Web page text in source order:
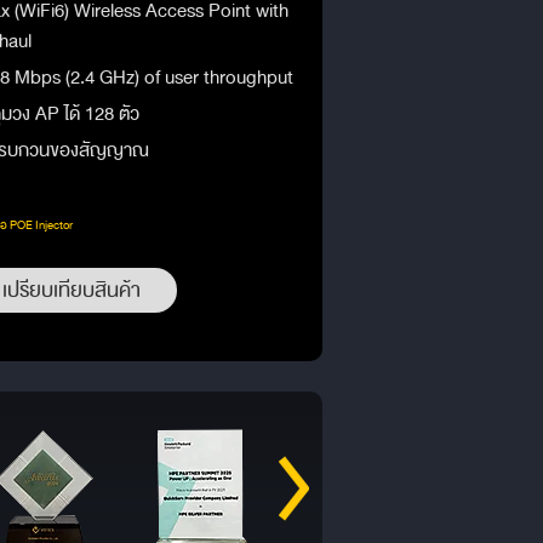
Wireless Access Point with
Mbps (2.4 GHz) of user throughput
วง AP ได้ 128 ตัว
รบกวนของสัญญาณ
POE Injector
เปรียบเทียบสินค้า